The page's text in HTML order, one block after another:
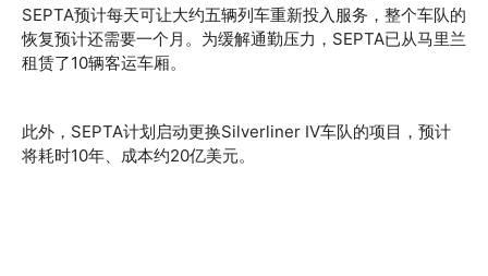
SEPTA预计每天可让大约五辆列车重新投入服务，整个车队的
恢复预计还需要一个月。为缓解通勤压力，SEPTA已从马里兰
租赁了10辆客运车厢。
此外，SEPTA计划启动更换Silverliner IV车队的项目，预计
将耗时10年、成本约20亿美元。